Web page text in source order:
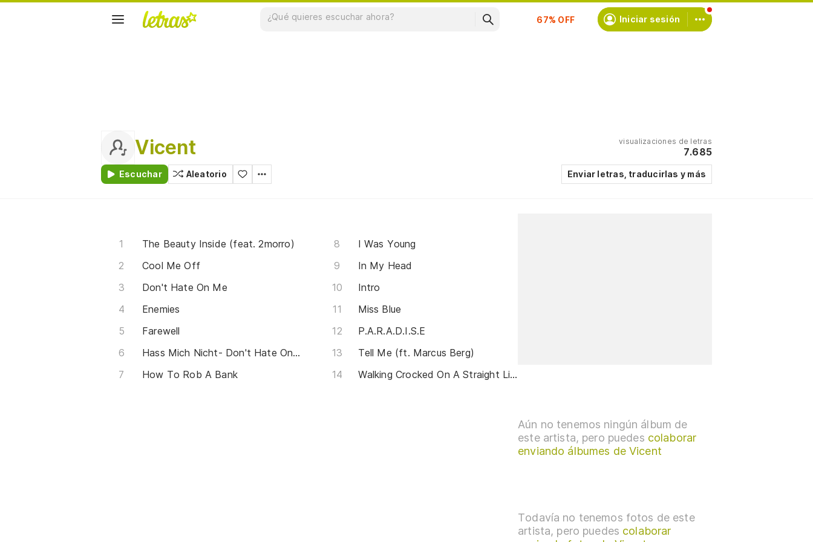
Suscríbete Iniciar sesión
Vicent
Escuchar Aleatorio
visualizaciones de letras
7.685
Enviar letras, traducirlas y más
The Beauty Inside (feat. 2morro)
Cool Me Off
Don't Hate On Me
Enemies
Farewell
Hass Mich Nicht- Don't Hate On Me
How To Rob A Bank
I Was Young
In My Head
Intro
Miss Blue
P.A.R.A.D.I.S.E
Tell Me (ft. Marcus Berg)
Walking Crocked On A Straight Line
Aún no tenemos ningún álbum de
este artista, pero puedes colaborar
enviando álbumes de Vicent
Todavía no tenemos fotos de este
artista, pero puedes colaborar